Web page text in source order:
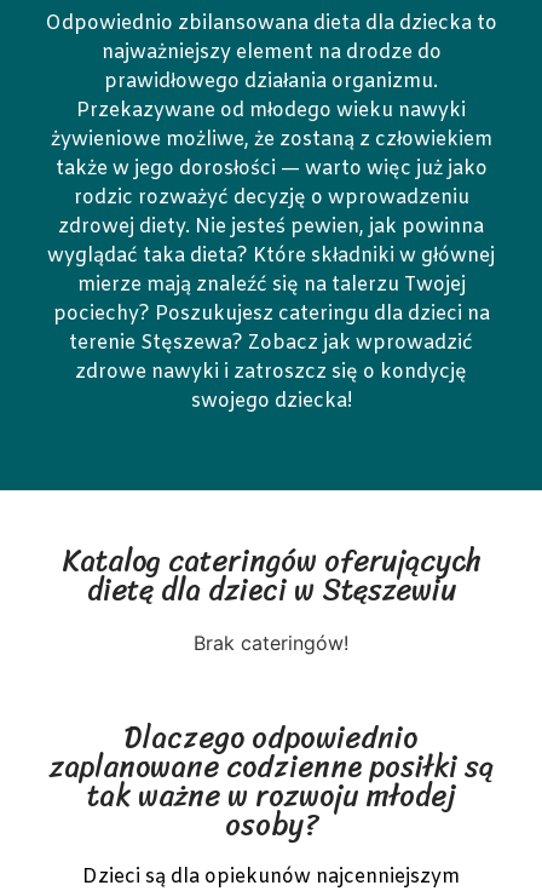
Odpowiednio zbilansowana dieta dla dziecka to
najważniejszy element na drodze do
prawidłowego działania organizmu.
Przekazywane od młodego wieku nawyki
żywieniowe możliwe, że zostaną z człowiekiem
także w jego dorosłości — warto więc już jako
rodzic rozważyć decyzję o wprowadzeniu
zdrowej diety. Nie jesteś pewien, jak powinna
wyglądać taka dieta? Które składniki w głównej
mierze mają znaleźć się na talerzu Twojej
pociechy? Poszukujesz cateringu dla dzieci na
terenie Stęszewa? Zobacz jak wprowadzić
zdrowe nawyki i zatroszcz się o kondycję
swojego dziecka!
Katalog cateringów oferujących
dietę dla dzieci w Stęszewiu
Brak cateringów!
Dlaczego odpowiednio
zaplanowane codzienne posiłki są
tak ważne w rozwoju młodej
osoby?
Dzieci są dla opiekunów najcenniejszym